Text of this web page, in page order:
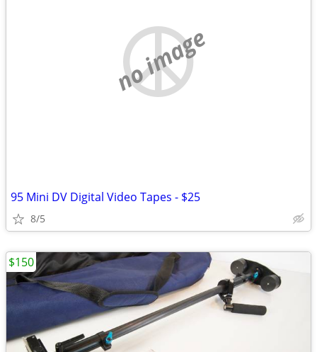
no image
95 Mini DV Digital Video Tapes - $25
8/5
$150